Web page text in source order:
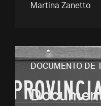
Martina Zanetto
DOCUMENTO DE